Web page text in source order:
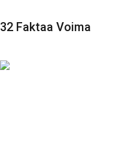
32 Faktaa Voima